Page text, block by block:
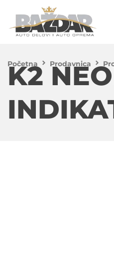
Početna Prodavnica
K2